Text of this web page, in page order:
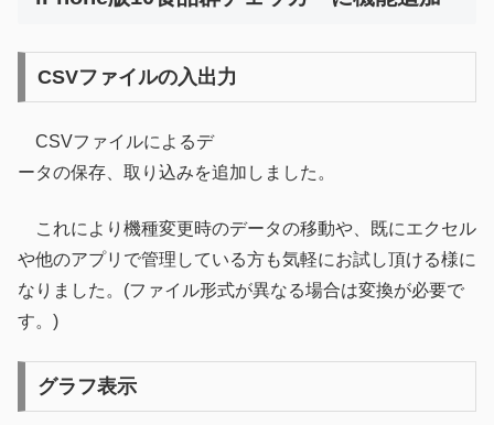
CSVファイルの入出力
CSVファイルによるデ
ータの保存、取り込みを追加しました。
これにより機種変更時のデータの移動や、既にエクセル
や他のアプリで管理している方も気軽にお試し頂ける様に
なりました。(ファイル形式が異なる場合は変換が必要で
す。)
グラフ表示